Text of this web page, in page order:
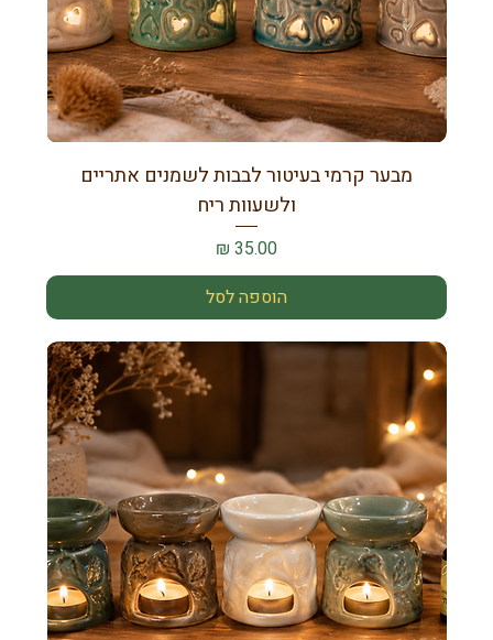
מבער קרמי בעיטור לבבות לשמנים אתריים
ולשעוות ריח
מחיר
הוספה לסל